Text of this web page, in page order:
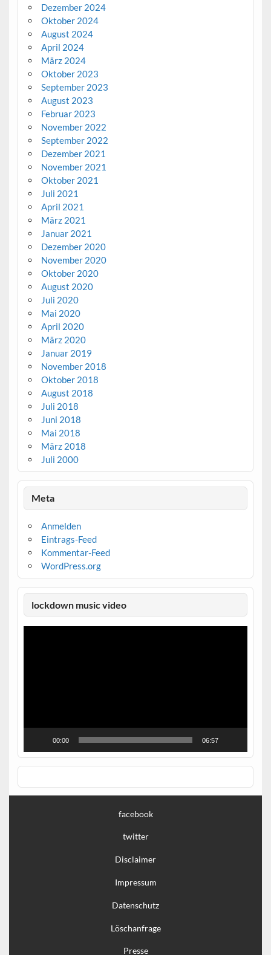
Dezember 2024
Oktober 2024
August 2024
April 2024
März 2024
Oktober 2023
September 2023
August 2023
Februar 2023
November 2022
September 2022
Dezember 2021
November 2021
Oktober 2021
Juli 2021
April 2021
März 2021
Januar 2021
Dezember 2020
November 2020
Oktober 2020
August 2020
Juli 2020
Mai 2020
April 2020
März 2020
Januar 2019
November 2018
Oktober 2018
August 2018
Juli 2018
Juni 2018
Mai 2018
März 2018
Juli 2000
Meta
Anmelden
Eintrags-Feed
Kommentar-Feed
WordPress.org
lockdown music video
Video-
00:00 06:57
facebook
twitter
Disclaimer
Impressum
Datenschutz
Löschanfrage
Presse